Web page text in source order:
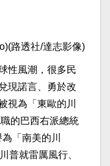
路透社/達志影像)
性風潮，很多民
現諾言、勇於改
視為「東歐的川
的巴西右派總統
「南美的川
普就雷厲風行、